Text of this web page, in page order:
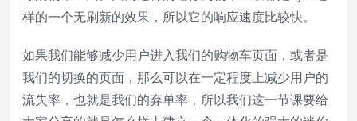
Window
Color
Transparency
Font Size
样的一个无刷新的效果，所以它的响应速度比较快。
如果我们能够减少用户进入我们的购物车页面，或者是
我们的切换的页面，那么可以在一定程度上减少用户的
流失率，也就是我们的弃单率，所以我们这一节课要给